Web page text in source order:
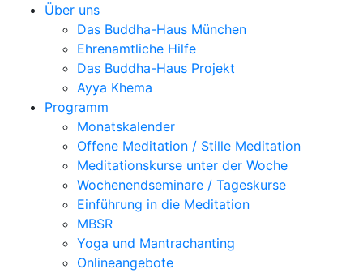
Über uns
Das Buddha-Haus München
Ehrenamtliche Hilfe
Das Buddha-Haus Projekt
Ayya Khema
Programm
Monatskalender
Offene Meditation / Stille Meditation
Meditationskurse unter der Woche
Wochenendseminare / Tageskurse
Einführung in die Meditation
MBSR
Yoga und Mantrachanting
Onlineangebote